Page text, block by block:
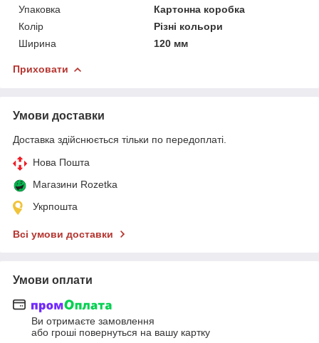
Упаковка
Картонна коробка
Колір
Різні кольори
Ширина
120 мм
Приховати
Умови доставки
Доставка здійснюється тільки по передоплаті.
Нова Пошта
Магазини Rozetka
Укрпошта
Всі умови доставки
Умови оплати
Ви отримаєте замовлення
або гроші повернуться на вашу картку